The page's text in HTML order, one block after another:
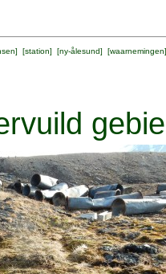
] [station] [ny-ålesund] [waarnemingen